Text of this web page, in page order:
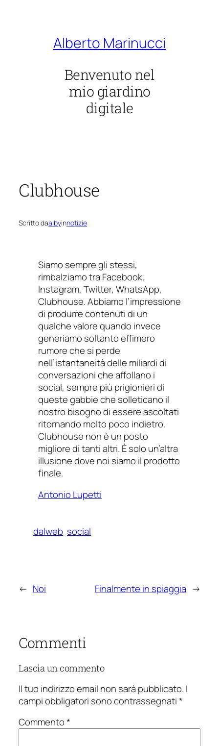
Alberto Marinucci
Benvenuto nel
mio giardino
digitale
Clubhouse
Scritto daalbyinnotizie
Siamo sempre gli stessi,
rimbalziamo tra Facebook,
Instagram, Twitter, WhatsApp,
Clubhouse. Abbiamo l’impressione
di produrre contenuti di un
qualche valore quando invece
generiamo soltanto effimero
rumore che si perde
nell’istantaneità delle miliardi di
conversazioni che affollano i
social, sempre più prigionieri di
queste gabbie che solleticano il
nostro bisogno di essere ascoltati
ritornando molto poco indietro.
Clubhouse non è un posto
migliore di tanti altri. È solo un’altra
illusione dove noi siamo il prodotto
finale.
Antonio Lupetti
dalweb social
← Noi Finalmente in spiaggia →
Commenti
Lascia un commento
Il tuo indirizzo email non sarà pubblicato. I
campi obbligatori sono contrassegnati*
Commento*